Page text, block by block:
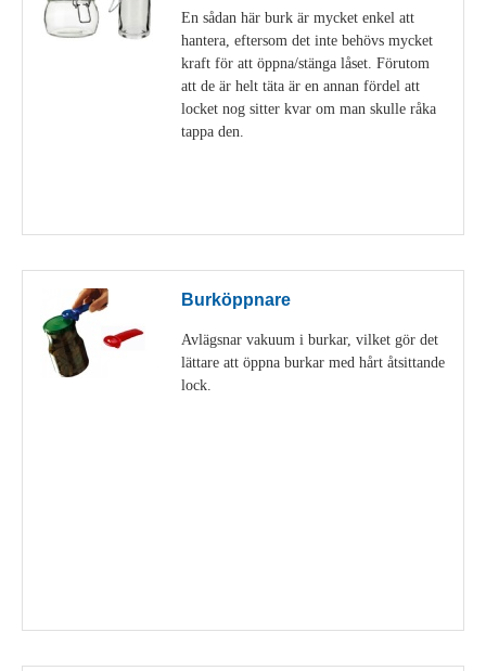
En sådan här burk är mycket enkel att
hantera, eftersom det inte behövs mycket
kraft för att öppna/stänga låset. Förutom
att de är helt täta är en annan fördel att
locket nog sitter kvar om man skulle råka
tappa den.
Burköppnare
Avlägsnar vakuum i burkar, vilket gör det
lättare att öppna burkar med hårt åtsittande
lock.